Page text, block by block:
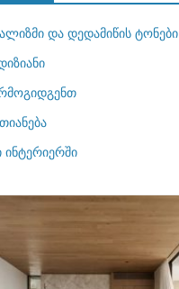
და დედამიწის ტონები
ინტერიერში